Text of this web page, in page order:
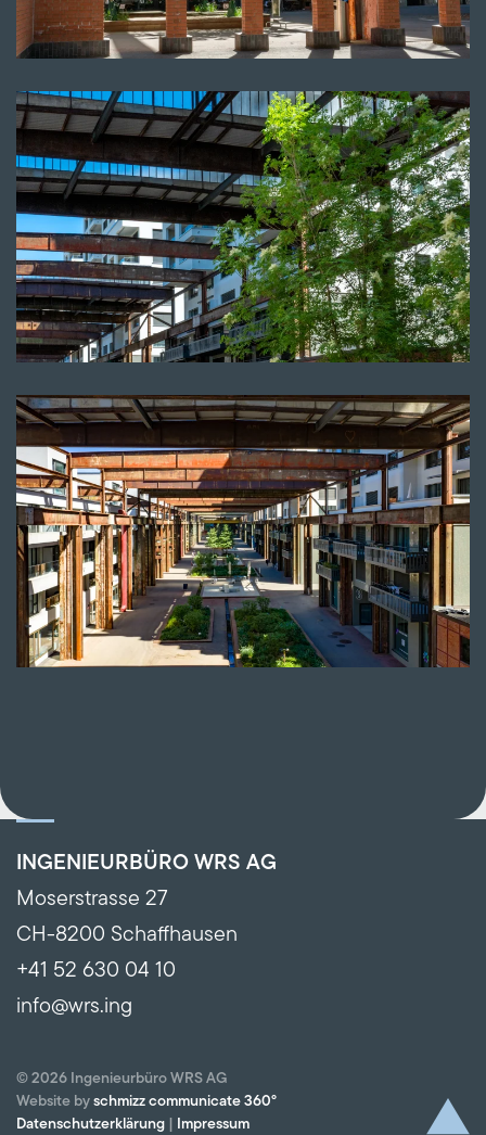
INGENIEURBÜRO WRS AG
Moserstrasse 27
CH-8200 Schaffhausen
+41 52 630 04 10
info@wrs.ing
©2026 Ingenieurbüro WRS AG
Website byschmizz communicate 360°
Datenschutzerklärung | Impressum